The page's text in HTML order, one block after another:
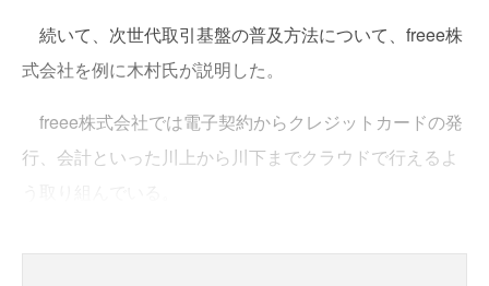
続いて、次世代取引基盤の普及方法について、freee株
式会社を例に木村氏が説明した。
freee株式会社では電子契約からクレジットカードの発
行、会計といった川上から川下までクラウドで行えるよ